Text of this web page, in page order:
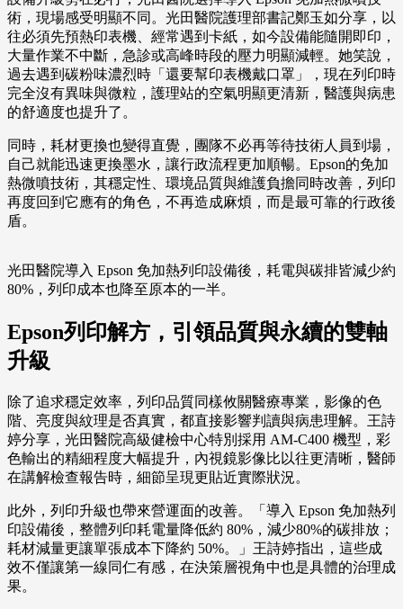
術，現場感受明顯不同。光田醫院護理部書記鄭玉如分享，以
往必須先預熱印表機、經常遇到卡紙，如今設備能隨開即印，
大量作業不中斷，急診或高峰時段的壓力明顯減輕。她笑說，
過去遇到碳粉味濃烈時「還要幫印表機戴口罩」，現在列印時
完全沒有異味與微粒，護理站的空氣明顯更清新，醫護與病患
的舒適度也提升了。
同時，耗材更換也變得直覺，團隊不必再等待技術人員到場，
自己就能迅速更換墨水，讓行政流程更加順暢。Epson的免加
熱微噴技術，其穩定性、環境品質與維護負擔同時改善，列印
再度回到它應有的角色，不再造成麻煩，而是最可靠的行政後
盾。
光田醫院導入 Epson 免加熱列印設備後，耗電與碳排皆減少約
80%，列印成本也降至原本的一半。
Epson列印解方，引領品質與永續的雙軸
升級
除了追求穩定效率，列印品質同樣攸關醫療專業，影像的色
階、亮度與紋理是否真實，都直接影響判讀與病患理解。王詩
婷分享，光田醫院高級健檢中心特別採用 AM-C400 機型，彩
色輸出的精細程度大幅提升，內視鏡影像比以往更清晰，醫師
在講解檢查報告時，細節呈現更貼近實際狀況。
此外，列印升級也帶來營運面的改善。「導入 Epson 免加熱列
印設備後，整體列印耗電量降低約 80%，減少80%的碳排放；
耗材減量更讓單張成本下降約 50%。」王詩婷指出，這些成
效不僅讓第一線同仁有感，在決策層視角中也是具體的治理成
果。